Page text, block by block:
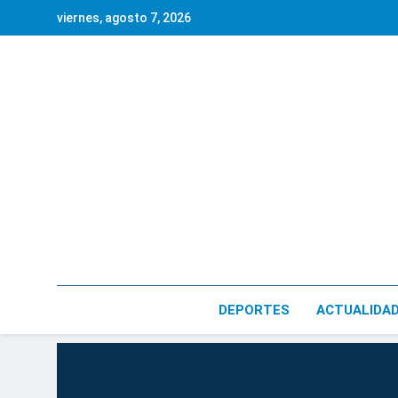
viernes, agosto 7, 2026
DEPORTES